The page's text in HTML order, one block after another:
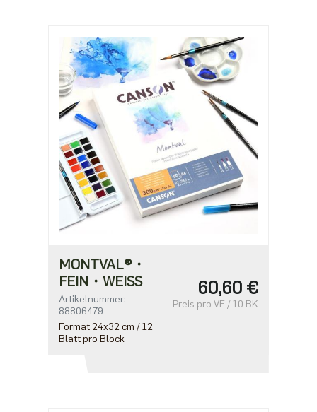
MONTVAL®・
FEIN・WEISS
Artikelnummer:
88806479
Format 24x32 cm / 12
Blatt pro Block
60,60 €
Preis pro VE / 10 BK